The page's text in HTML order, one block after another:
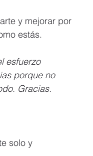
y mejorar por
estás.
esfuerzo
porque no
Gracias.
solo y